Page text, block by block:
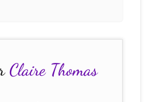
Claire Thomas